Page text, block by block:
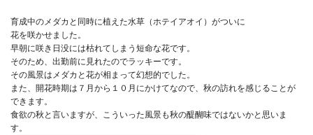
育成中のメダカと同時に植えた水草（ホテイアオイ）がついに
花を咲かせました。
早朝に咲き日没には枯れてしまう短命な花です。
そのため、出勤前に見れたのでラッキーです。
その風景はメダカと花が相まって幻想的でした。
また、開花時期は７月から１０月にかけてなので、秋の訪れを感じることが
できます。
食欲の秋と言いますが、こういった風景も秋の醍醐味ではないかと思いま
す。